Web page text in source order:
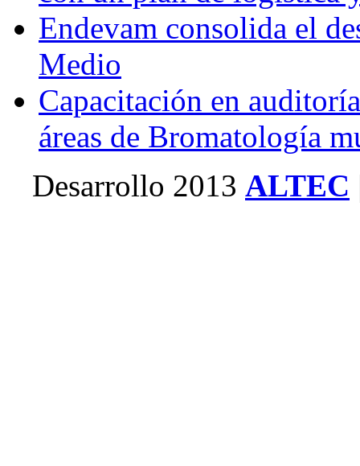
Endevam consolida el
Medio
Capacitación en
áreas de Bromatología
Desarrollo 2013 ALTEC